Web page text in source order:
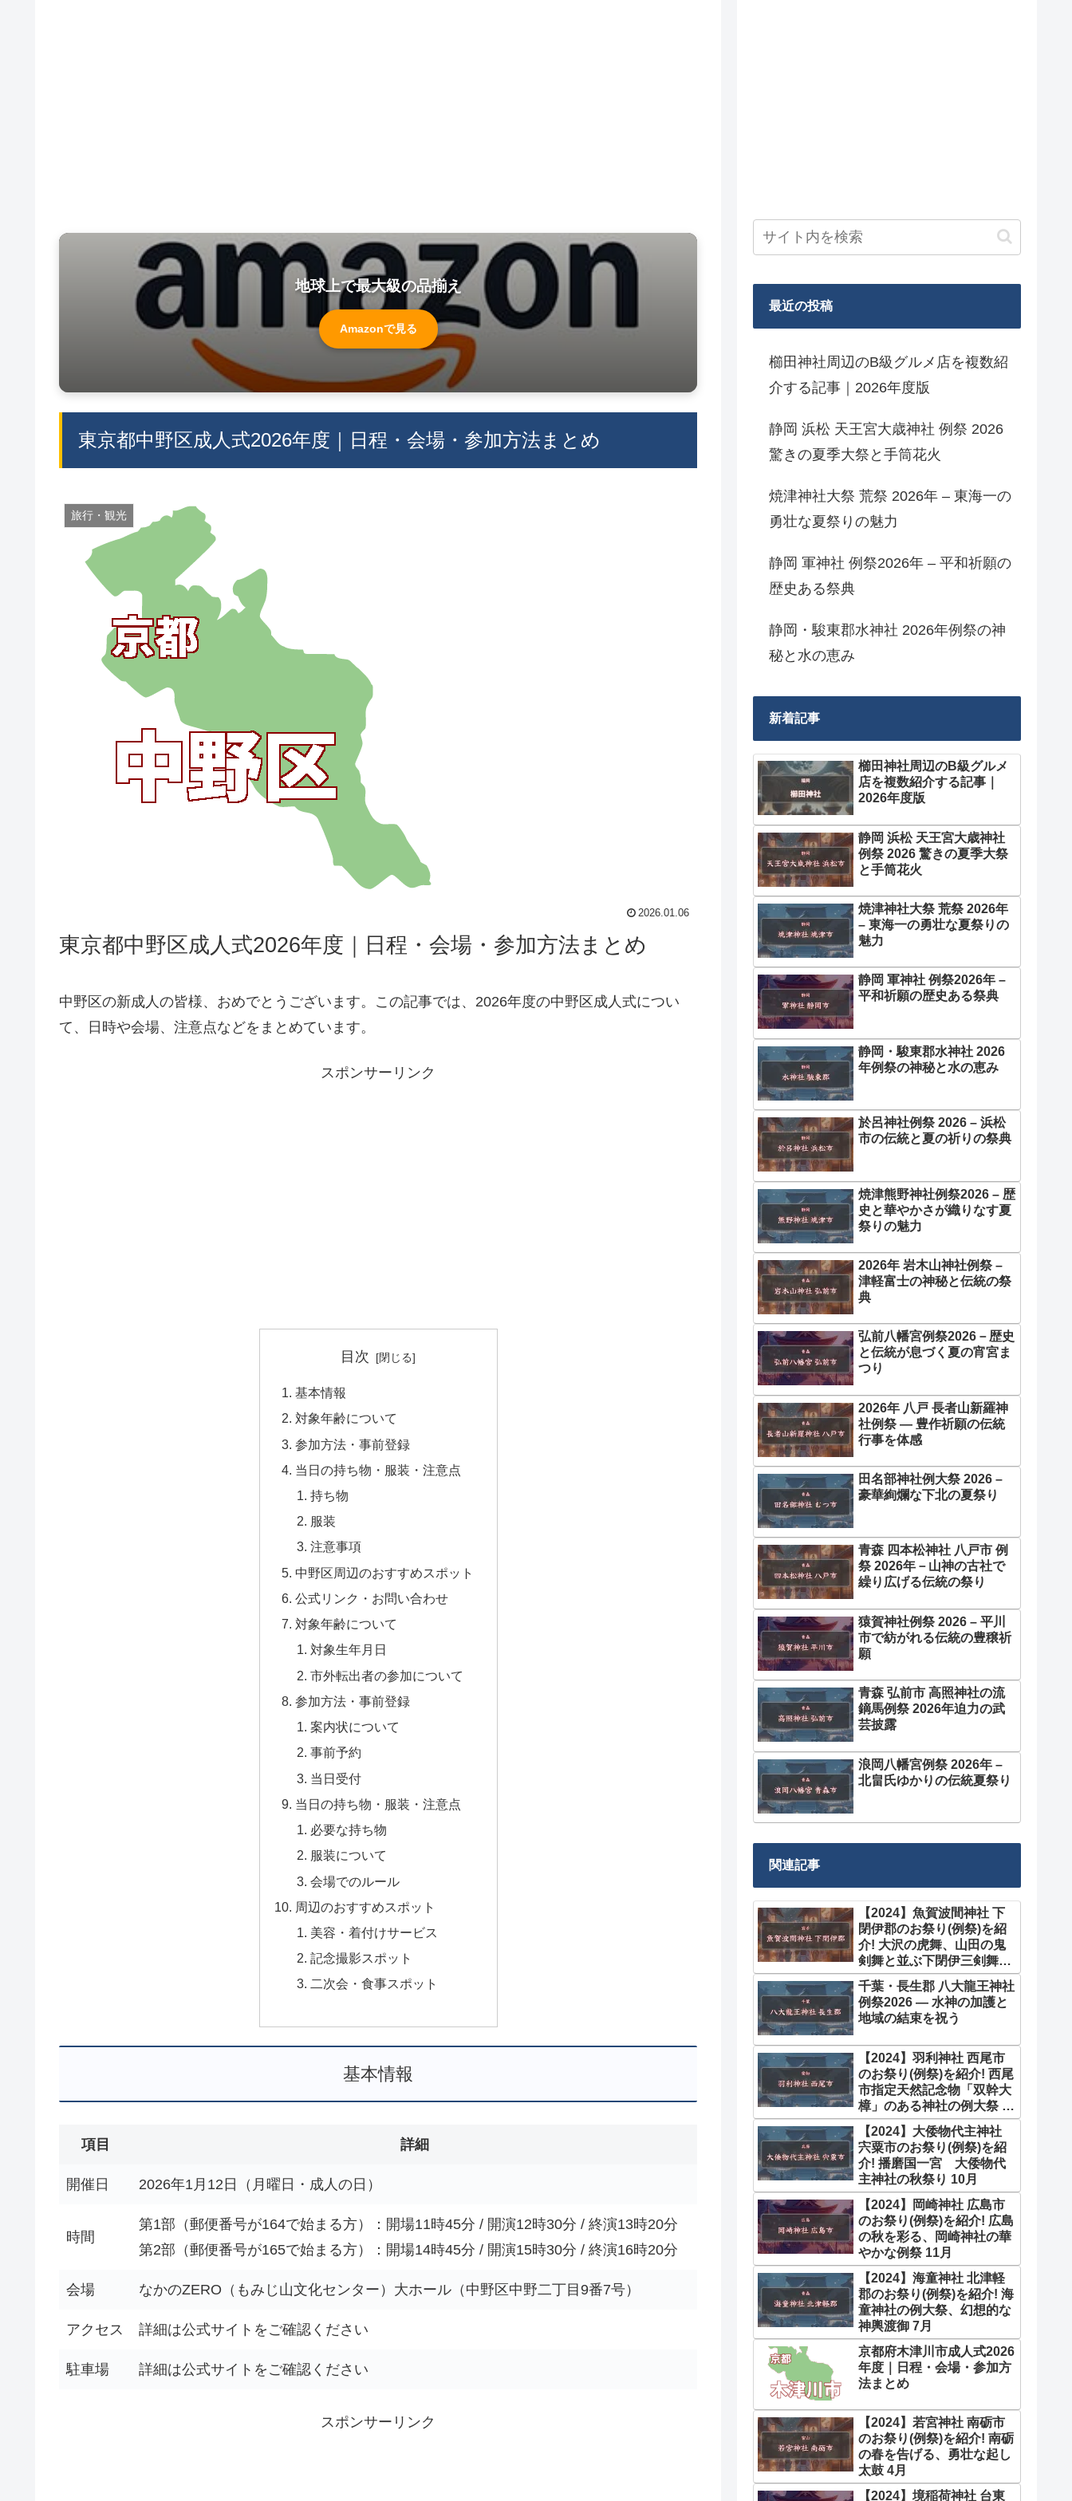
地球上で最大級の品揃え
Amazonで見る
東京都中野区成人式2026年度｜日程・会場・参加方法まとめ
旅行・観光
2026.01.06
東京都中野区成人式2026年度｜日程・会場・参加方法まとめ
中野区の新成人の皆様、おめでとうございます。この記事では、2026年度の中野区成人式につい
て、日時や会場、注意点などをまとめています。
スポンサーリンク
目次
基本情報
対象年齢について
参加方法・事前登録
当日の持ち物・服装・注意点
持ち物
服装
注意事項
中野区周辺のおすすめスポット
公式リンク・お問い合わせ
対象年齢について
対象生年月日
市外転出者の参加について
参加方法・事前登録
案内状について
事前予約
当日受付
当日の持ち物・服装・注意点
必要な持ち物
服装について
会場でのルール
周辺のおすすめスポット
美容・着付けサービス
記念撮影スポット
二次会・食事スポット
基本情報
項目 詳細
開催日 2026年1月12日（月曜日・成人の日）
時間
第1部（郵便番号が164で始まる方）：開場11時45分 / 開演12時30分 / 終演13時20分
第2部（郵便番号が165で始まる方）：開場14時45分 / 開演15時30分 / 終演16時20分
会場 なかのZERO（もみじ山文化センター）大ホール（中野区中野二丁目9番7号）
アクセス 詳細は公式サイトをご確認ください
駐車場 詳細は公式サイトをご確認ください
スポンサーリンク
最近の投稿
櫛田神社周辺のB級グルメ店を複数紹
介する記事｜2026年度版
静岡 浜松 天王宮大歳神社 例祭 2026
驚きの夏季大祭と手筒花火
焼津神社大祭 荒祭 2026年 – 東海一の
勇壮な夏祭りの魅力
静岡 軍神社 例祭2026年 – 平和祈願の
歴史ある祭典
静岡・駿東郡水神社 2026年例祭の神
秘と水の恵み
新着記事
櫛田神社周辺のB級グルメ
店を複数紹介する記事｜
2026年度版
静岡 浜松 天王宮大歳神社
例祭 2026 驚きの夏季大祭
と手筒花火
焼津神社大祭 荒祭 2026年
– 東海一の勇壮な夏祭りの
魅力
静岡 軍神社 例祭2026年 –
平和祈願の歴史ある祭典
静岡・駿東郡水神社 2026
年例祭の神秘と水の恵み
於呂神社例祭 2026 – 浜松
市の伝統と夏の祈りの祭典
焼津熊野神社例祭2026 – 歴
史と華やかさが織りなす夏
祭りの魅力
2026年 岩木山神社例祭 –
津軽富士の神秘と伝統の祭
典
弘前八幡宮例祭2026－歴史
と伝統が息づく夏の宵宮ま
つり
2026年 八戸 長者山新羅神
社例祭 ― 豊作祈願の伝統
行事を体感
田名部神社例大祭 2026 –
豪華絢爛な下北の夏祭り
青森 四本松神社 八戸市 例
祭 2026年－山神の古社で
繰り広げる伝統の祭り
猿賀神社例祭 2026 – 平川
市で紡がれる伝統の豊穣祈
願
青森 弘前市 高照神社の流
鏑馬例祭 2026年迫力の武
芸披露
浪岡八幡宮例祭 2026年 –
北畠氏ゆかりの伝統夏祭り
関連記事
【2024】魚賀波間神社 下
閉伊郡のお祭り(例祭)を紹
介! 大沢の虎舞、山田の鬼
剣舞と並ぶ下閉伊三剣舞の
一つ 8月
千葉・長生郡 八大龍王神社
例祭2026 ― 水神の加護と
地域の結束を祝う
【2024】羽利神社 西尾市
のお祭り(例祭)を紹介! 西尾
市指定天然記念物「双幹大
樟」のある神社の例大祭 10
月
【2024】大倭物代主神社
宍粟市のお祭り(例祭)を紹
介! 播磨国一宮 大倭物代
主神社の秋祭り 10月
【2024】岡崎神社 広島市
のお祭り(例祭)を紹介! 広島
の秋を彩る、岡崎神社の華
やかな例祭 11月
【2024】海童神社 北津軽
郡のお祭り(例祭)を紹介! 海
童神社の例大祭、幻想的な
神輿渡御 7月
京都府木津川市成人式2026
年度｜日程・会場・参加方
法まとめ
【2024】若宮神社 南砺市
のお祭り(例祭)を紹介! 南砺
の春を告げる、勇壮な起し
太鼓 4月
【2024】境稲荷神社 台東